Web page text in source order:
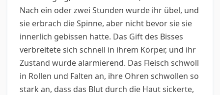
Nach ein oder zwei Stunden wurde ihr übel, und
sie erbrach die Spinne, aber nicht bevor sie sie
innerlich gebissen hatte. Das Gift des Bisses
verbreitete sich schnell in ihrem Körper, und ihr
Zustand wurde alarmierend. Das Fleisch schwoll
in Rollen und Falten an, ihre Ohren schwollen so
stark an, dass das Blut durch die Haut sickerte,